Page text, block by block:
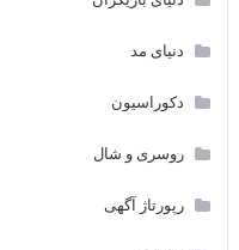
دنیای مد
دکوراسیون
روسری و شال
رپورتاژ آگهی